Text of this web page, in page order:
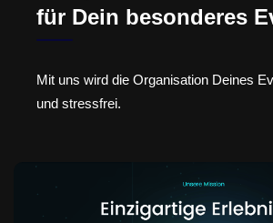
für Dein besonderes
Mit uns wird die Organisation Deines
und stressfrei.